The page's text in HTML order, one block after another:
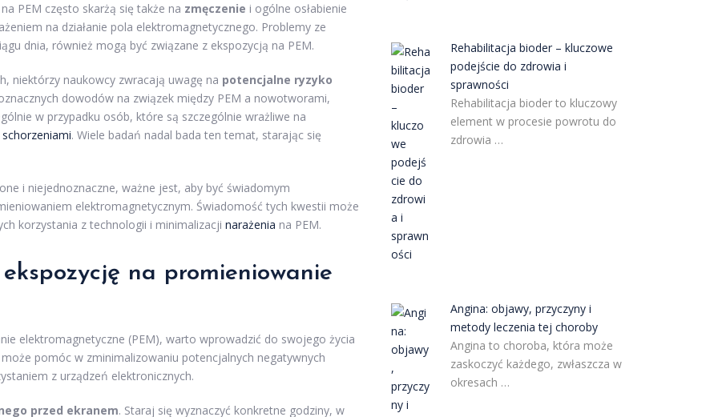
PEM często skarżą się także na zmęczenie i ogólne osłabienie
na działanie pola elektromagnetycznego. Problemy ze
dnia, również mogą być związane z ekspozycją na PEM.
niektórzy naukowcy zwracają uwagę na potencjalne ryzyko
dowodów na związek między PEM a nowotworami,
w przypadku osób, które są szczególnie wrażliwe na
schorzeniami. Wiele badań nadal bada ten temat, starając się
i niejednoznaczne, ważne jest, aby być świadomym
elektromagnetycznym. Świadomość tych kwestii może
korzystania z technologii i minimalizacji narażenia na PEM.
na promieniowanie
elektromagnetyczne (PEM), warto wprowadzić do swojego życia
pomóc w zminimalizowaniu potencjalnych negatywnych
z urządzeń elektronicznych.
przed ekranem. Staraj się wyznaczyć konkretne godziny, w
Rehabilitacja bioder – kluczowe
podejście do zdrowia i
sprawności
Rehabilitacja bioder to kluczowy
element w procesie powrotu do
zdrowia …
Angina: objawy, przyczyny i
metody leczenia tej choroby
Angina to choroba, która może
zaskoczyć każdego, zwłaszcza w
okresach …